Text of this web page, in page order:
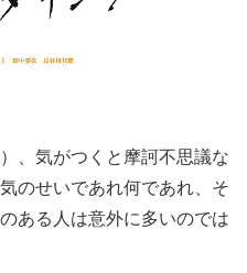
、気がつくと摩訶不思議な
のせいであれ何であれ、そ
ある人は意外に多いのでは